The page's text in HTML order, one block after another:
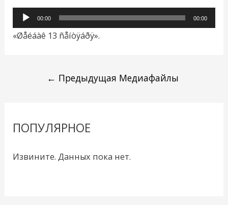
Аудиоплеер
00:00 00:00
«Øåéáàê 13 ñåíòÿáðÿ».
← Предыдущая Медиафайлы
ПОПУЛЯРНОЕ
Извините. Данных пока нет.